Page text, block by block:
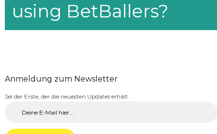
using BetBallers?
Anmeldung zum Newsletter
Sei der Erste, der die neuesten Updates erhält.